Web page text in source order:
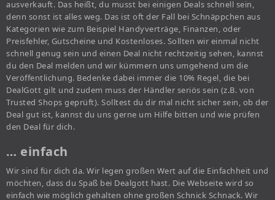
ausverkauft. Das heißt, du musst bei einigen Deals schnell sein,
denn sonst ist alles weg. Das ist oft der Fall bei Schnäppchen aus
Kategorien wie zum Beispiel Handyverträge, Finanzen, oder
Preisfehler, Gutscheine und Kostenloses. Sollten wir einmal nicht
schnell genug sein und einen Deal nicht rechtzeitig sehen, kannst
du den Deal melden und wir kümmern uns umgehend um die
Veröffentlichung. Bedenke dabei immer die 10% Regel, die bei
DealGott gilt und zudem muss der Händler seriös sein (z.B. von
Trusted Shops geprüft). Solltest du dir mal nicht sicher sein, ob der
Deal gut ist, kannst du uns gerne um Hilfe bitten und wie prüfen
den Deal für dich.
… einfach
Wir sind für dich da. Wir legen großen Wert auf die Einfachheit und
möchten, dass du Spaß bei Dealgott hast. Die Webseite wird so
einfach wie möglich gehalten ohne großen Schnick Schnack. Wir